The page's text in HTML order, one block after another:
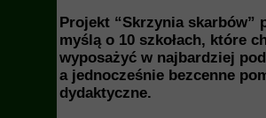
Projekt “Skrzynia skarbów”
myślą o 10 szkołach, które
wyposażyć w najbardziej
a jednocześnie bezcenne
dydaktyczne.